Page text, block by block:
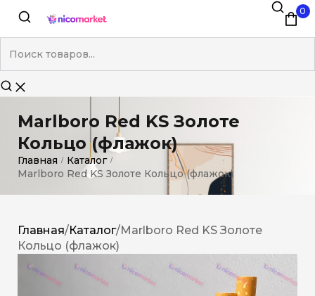
0
Marlboro Red KS Золоте
Кольцо (флажок)
Главная / Каталог /
Marlboro Red KS Золоте Кольцо (флажок)
Главная/Каталог/Marlboro Red KS Золоте
Кольцо (флажок)